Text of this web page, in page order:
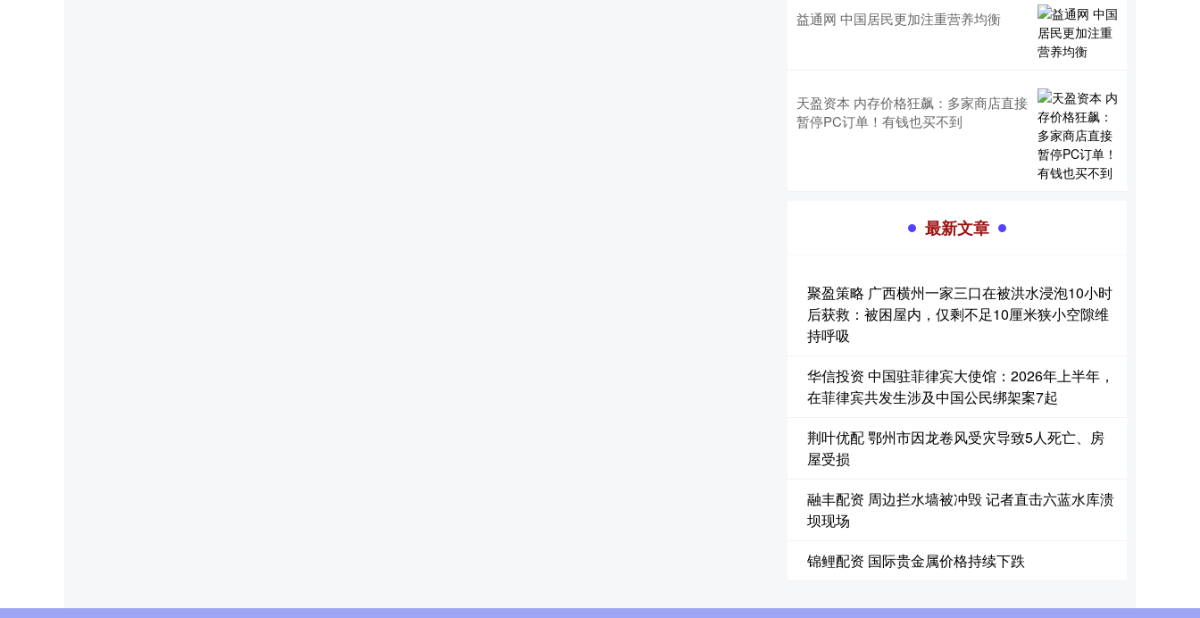
益通网 中国居民更加注重营养均衡
天盈资本 内存价格狂飙：多家商店直接
暂停PC订单！有钱也买不到
最新文章
聚盈策略 广西横州一家三口在被洪水浸泡10小时
后获救：被困屋内，仅剩不足10厘米狭小空隙维
持呼吸
华信投资 中国驻菲律宾大使馆：2026年上半年，
在菲律宾共发生涉及中国公民绑架案7起
荆叶优配 鄂州市因龙卷风受灾导致5人死亡、房
屋受损
融丰配资 周边拦水墙被冲毁 记者直击六蓝水库溃
坝现场
锦鲤配资 国际贵金属价格持续下跌